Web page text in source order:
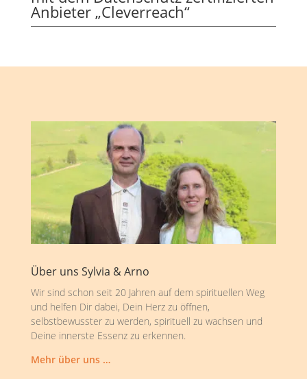
Anbieter „Cleverreach“
Über uns Sylvia & Arno
Wir sind schon seit 20 Jahren auf dem spirituellen Weg
und helfen Dir dabei, Dein Herz zu öffnen,
selbstbewusster zu werden, spirituell zu wachsen und
Deine innerste Essenz zu erkennen.
Mehr über uns …